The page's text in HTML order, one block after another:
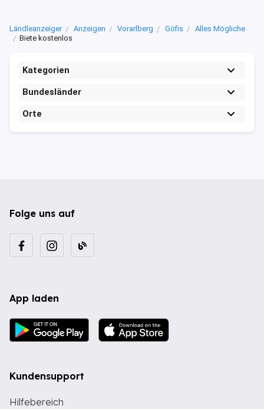
Ländleanzeiger Anzeigen Vorarlberg Göfis
Alles Mögliche
Biete kostenlos
Kategorien
Bundesländer
Orte
Folge uns auf
App laden
Kundensupport
Hilfebereich